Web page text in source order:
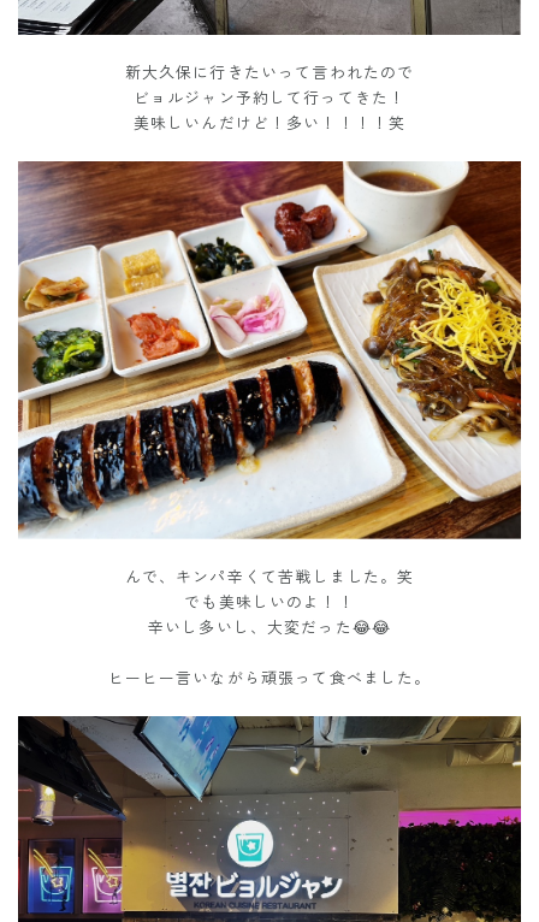
新大久保に行きたいって言われたので
ビョルジャン予約して行ってきた！
美味しいんだけど！多い！！！！笑
んで、キンパ辛くて苦戦しました。笑
でも美味しいのよ！！
辛いし多いし、大変だった😂😂
ヒーヒー言いながら頑張って食べました。